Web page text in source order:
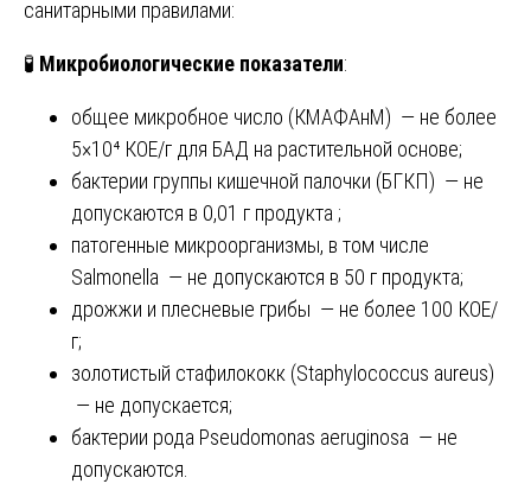
санитарными правилами:
🧪 Микробиологические показатели:
общее микробное число (КМАФАнМ) — не более
5×10⁴ КОЕ/г для БАД на растительной основе;
бактерии группы кишечной палочки (БГКП) — не
допускаются в 0,01 г продукта ;
патогенные микроорганизмы, в том числе
Salmonella — не допускаются в 50 г продукта;
дрожжи и плесневые грибы — не более 100 КОЕ/
г;
золотистый стафилококк (Staphylococcus aureus)
— не допускается;
бактерии рода Pseudomonas aeruginosa — не
допускаются.